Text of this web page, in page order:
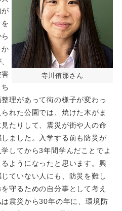
寺川侑那さん
理があって街の様子が変わっ
れた公園では、焼けた木がま
たりして、震災が街や人の命
ました。入学する前も防災が
してから3年間学んだことでよ
ようになったと思います。興
ていない人にも、防災を難し
守るための自分事として考え
震災から30年の年に、環境防